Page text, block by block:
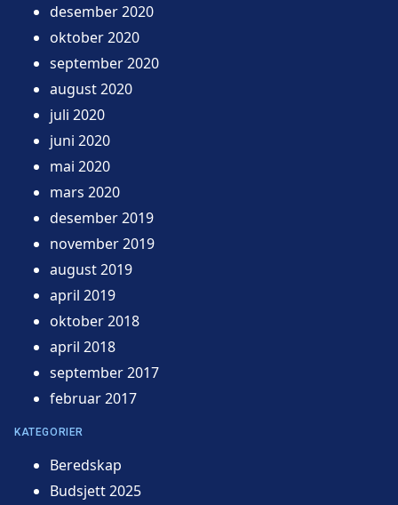
desember 2020
oktober 2020
september 2020
august 2020
juli 2020
juni 2020
mai 2020
mars 2020
desember 2019
november 2019
august 2019
april 2019
oktober 2018
april 2018
september 2017
februar 2017
KATEGORIER
Beredskap
Budsjett 2025